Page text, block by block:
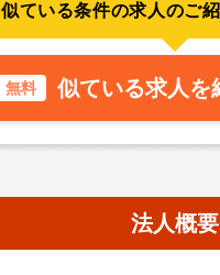
似ている条件の求人のご
無料 似ている求人を
法人概要